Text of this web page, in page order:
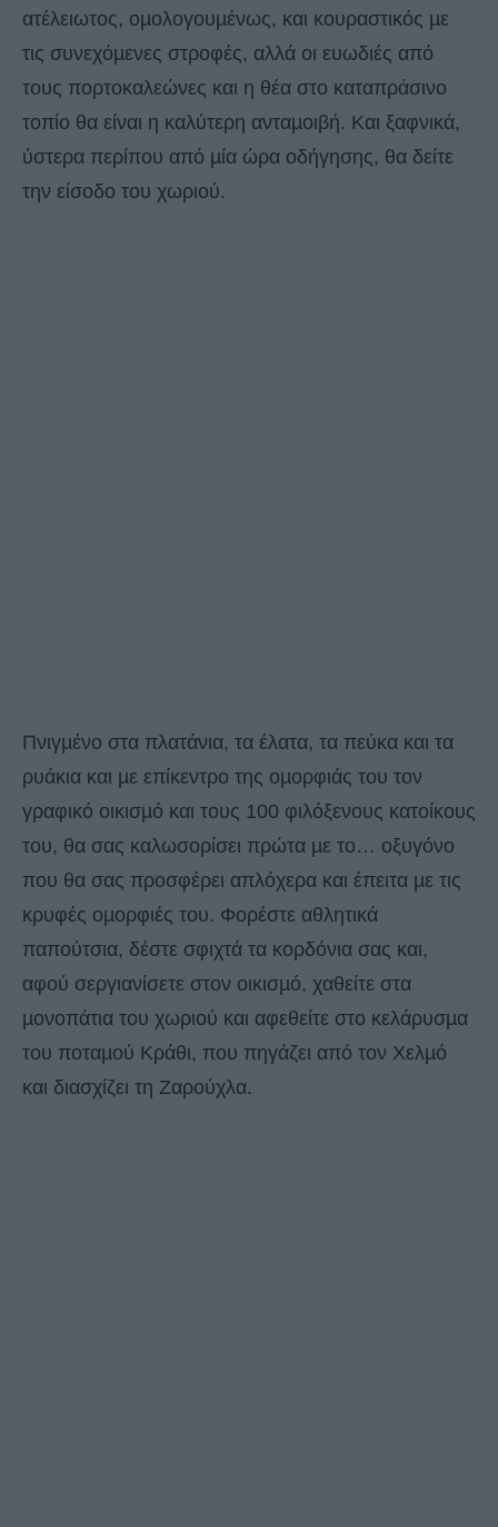
ατέλειωτος, οµολογουµένως, και κουραστικός µε
τις συνεχόµενες στροφές, αλλά οι ευωδιές από
τους πορτοκαλεώνες και η θέα στο καταπράσινο
τοπίο θα είναι η καλύτερη ανταµοιβή. Και ξαφνικά,
ύστερα περίπου από µία ώρα οδήγησης, θα δείτε
την είσοδο του χωριού.
Πνιγµένο στα πλατάνια, τα έλατα, τα πεύκα και τα
ρυάκια και µε επίκεντρο της οµορφιάς του τον
γραφικό οικισµό και τους 100 φιλόξενους κατοίκους
του, θα σας καλωσορίσει πρώτα µε το… οξυγόνο
που θα σας προσφέρει απλόχερα και έπειτα µε τις
κρυφές οµορφιές του. Φορέστε αθλητικά
παπούτσια, δέστε σφιχτά τα κορδόνια σας και,
αφού σεργιανίσετε στον οικισµό, χαθείτε στα
µονοπάτια του χωριού και αφεθείτε στο κελάρυσµα
του ποταµού Κράθι, που πηγάζει από τον Χελµό
και διασχίζει τη Ζαρούχλα.